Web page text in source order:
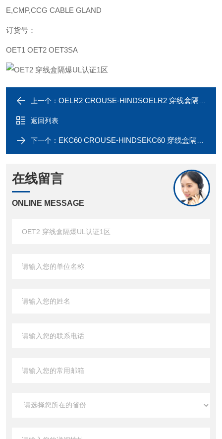
E,CMP,CCG CABLE GLAND
订货号：
OET1 OET2 OET3SA
上一个： OELR2 CROUSE-HINDSOELR2 穿线盒隔爆UL认证1区
返回列表
下一个： EKC60 CROUSE-HINDSEKC60 穿线盒隔爆UL认证1区
在线留言
ONLINE MESSAGE